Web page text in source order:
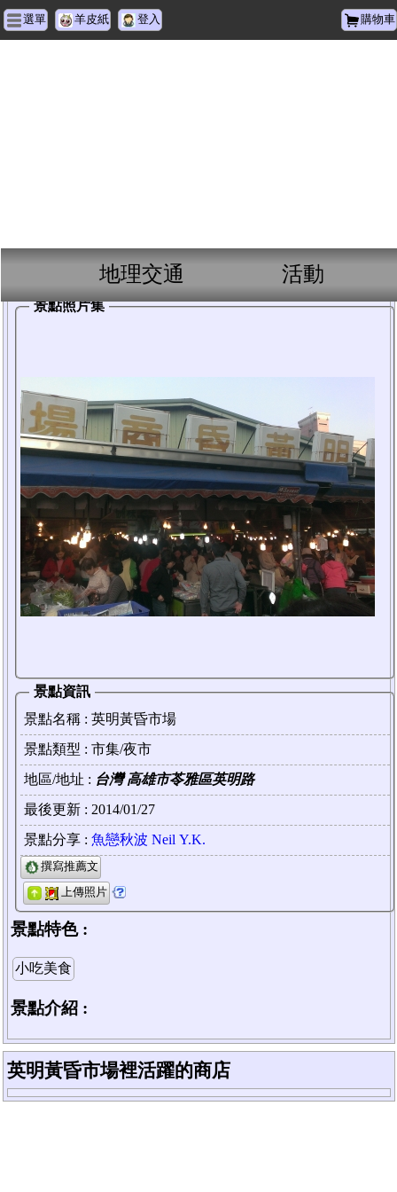
選單 羊皮紙 登入 購物車
地理交通 活動
英明黃昏市場 : 景點資訊
景點照片集
景點資訊
景點名稱 : 英明黃昏市場
景點類型 : 市集/夜市
地區/地址 : 台灣 高雄市苓雅區英明路
最後更新 : 2014/01/27
景點分享 : 魚戀秋波 Neil Y.K.
撰寫推薦文
上傳照片
景點特色 :
小吃美食
景點介紹 :
英明黃昏市場裡活躍的商店